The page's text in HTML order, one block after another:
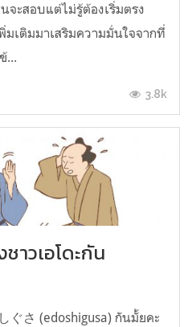
ะสอบแต่ไม่รู้ต้องเริ่มตรง
เติมมาเสริมความมั่นใจจากที่
...
3.8k
าวเอโดะกัน
ぐさ (edoshigusa) กันมั้ยคะ